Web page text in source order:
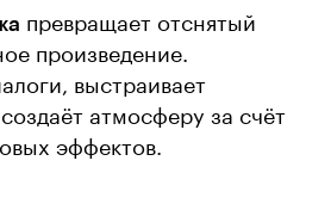
превращает отснятый
произведение.
выстраивает
атмосферу за счёт
эффектов.